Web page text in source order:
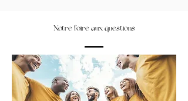
Notre foire aux questions